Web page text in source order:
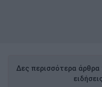
Δες περισσότερα